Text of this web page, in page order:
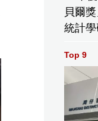
貝爾
統計學
Top 9